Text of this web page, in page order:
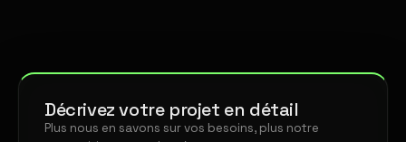
Décrivez votre projet en détail
Plus nous en savons sur vos besoins, plus notre